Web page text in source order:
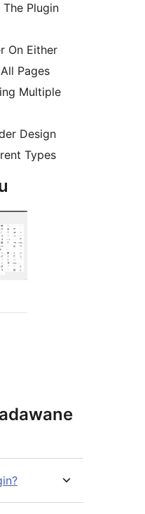
Plugin
On Either
Pages
Multiple
Design
Types